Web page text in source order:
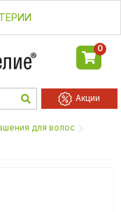
0
Акции
для волос